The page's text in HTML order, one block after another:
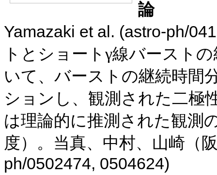
Yamazaki et al. (astro-ph/
トとショートγ線バースト
いて、バーストの継続時間
ションし、観測された二極
は理論的に推測された観測
度）。当真、中村、山崎（
ph/0502474, 0504624)